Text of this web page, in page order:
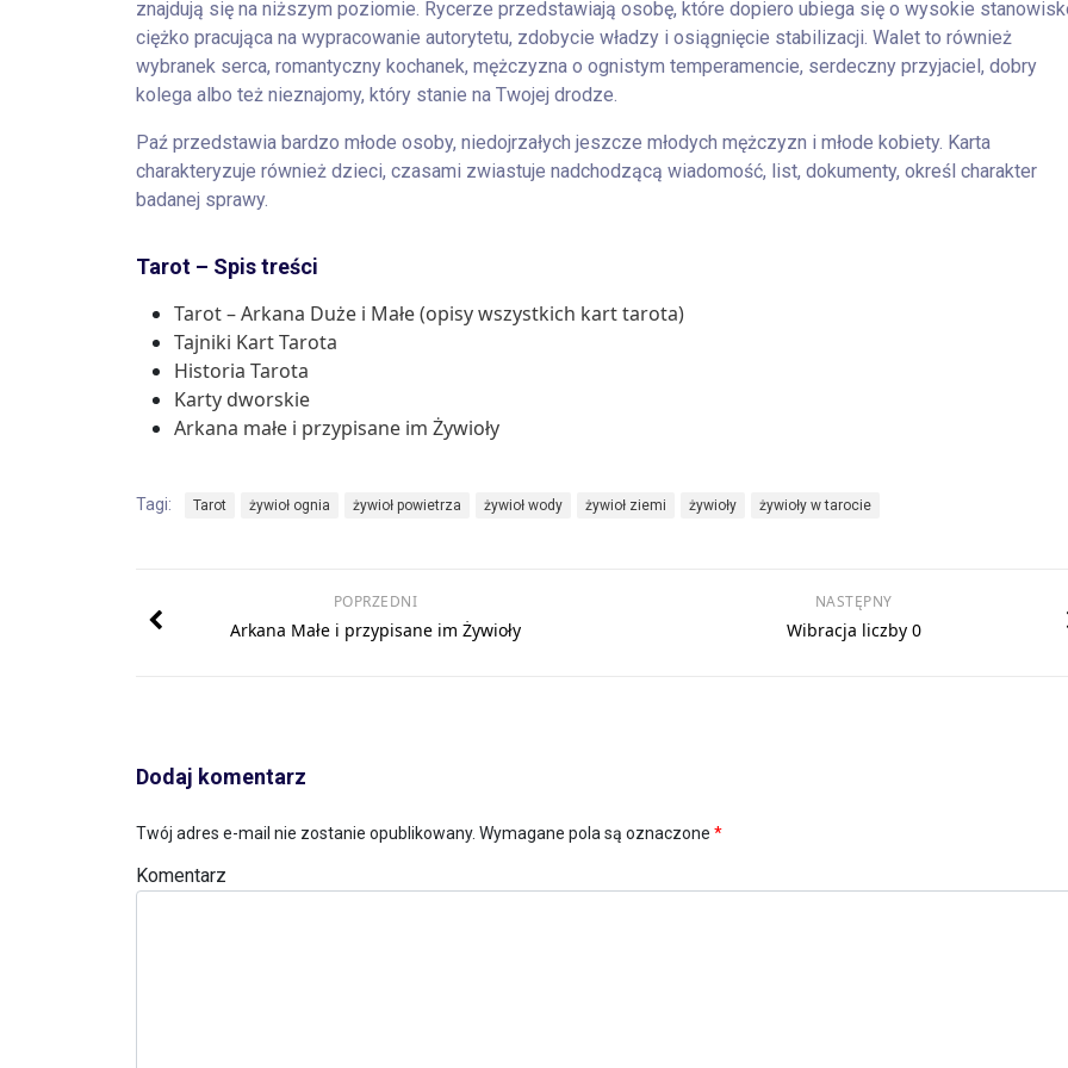
znajdują się na niższym poziomie. Rycerze przedstawiają osobę, które dopiero ubiega się o wysokie
ciężko pracująca na wypracowanie autorytetu, zdobycie władzy i osiągnięcie stabilizacji. Walet to również
wybranek serca, romantyczny kochanek, mężczyzna o ognistym temperamencie, serdeczny przyjaciel, dobry
kolega albo też nieznajomy, który stanie na Twojej drodze.
Paź przedstawia bardzo młode osoby, niedojrzałych jeszcze młodych mężczyzn i młode kobiety. Karta
charakteryzuje również dzieci, czasami zwiastuje nadchodzącą wiadomość, list, dokumenty, określ charakter
badanej sprawy.
Tarot – Spis treści
Tarot – Arkana Duże i Małe (opisy wszystkich kart tarota)
Tajniki Kart Tarota
Historia Tarota
Karty dworskie
Arkana małe i przypisane im Żywioły
Tagi: Tarot żywioł ognia żywioł powietrza żywioł wody żywioł ziemi żywioły żywioły w tarocie
NASTĘPNY
Wibracja liczby 0
POPRZEDNI
Arkana Małe i przypisane im Żywioły
Dodaj komentarz
Twój adres e-mail nie zostanie opublikowany. Wymagane pola są oznaczone *
Komentarz